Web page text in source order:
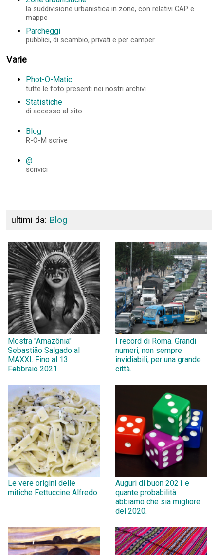
la suddivisione urbanistica in zone, con relativi CAP e
mappe
Parcheggi
pubblici, di scambio, privati e per camper
Varie
Phot-O-Matic
tutte le foto presenti nei nostri archivi
Statistiche
di accesso al sito
Blog
R-O-M scrive
@
scrivici
ultimi da: Blog
Mostra "Amazônia"
Sebastião Salgado al
MAXXI. Fino al 13
Febbraio 2021.
I record di Roma. Grandi
numeri, non sempre
invidiabili, per una grande
città.
Le vere origini delle
mitiche Fettuccine Alfredo.
Auguri di buon 2021 e
quante probabilità
abbiamo che sia migliore
del 2020.